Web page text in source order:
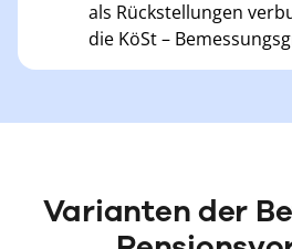
als Rückstellungen
die KöSt –
Varianten der